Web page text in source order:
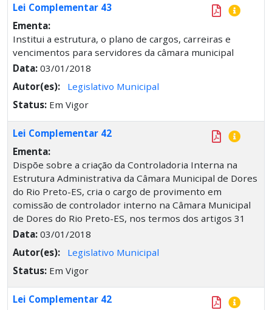
Lei Complementar 43
Ementa:
Institui a estrutura, o plano de cargos, carreiras e
vencimentos para servidores da câmara municipal
Data: 03/01/2018
Autor(es):
Legislativo Municipal
Status: Em Vigor
Lei Complementar 42
Ementa:
Dispõe sobre a criação da Controladoria Interna na
Estrutura Administrativa da Câmara Municipal de Dores
do Rio Preto-ES, cria o cargo de provimento em
comissão de controlador interno na Câmara Municipal
de Dores do Rio Preto-ES, nos termos dos artigos 31
Data: 03/01/2018
Autor(es):
Legislativo Municipal
Status: Em Vigor
Lei Complementar 42